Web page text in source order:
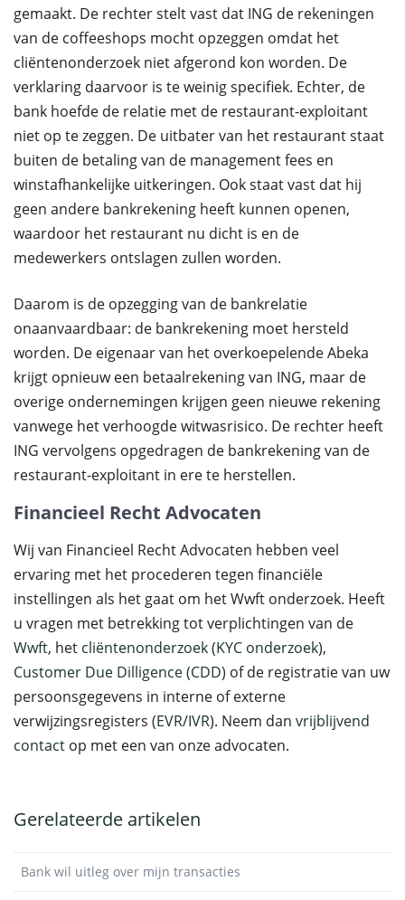
gemaakt. De rechter stelt vast dat ING de rekeningen
van de coffeeshops mocht opzeggen omdat het
cliëntenonderzoek niet afgerond kon worden. De
verklaring daarvoor is te weinig specifiek. Echter, de
bank hoefde de relatie met de restaurant-exploitant
niet op te zeggen. De uitbater van het restaurant staat
buiten de betaling van de management fees en
winstafhankelijke uitkeringen. Ook staat vast dat hij
geen andere bankrekening heeft kunnen openen,
waardoor het restaurant nu dicht is en de
medewerkers ontslagen zullen worden.
Daarom is de opzegging van de bankrelatie
onaanvaardbaar: de bankrekening moet hersteld
worden. De eigenaar van het overkoepelende Abeka
krijgt opnieuw een betaalrekening van ING, maar de
overige ondernemingen krijgen geen nieuwe rekening
vanwege het verhoogde witwasrisico. De rechter heeft
ING vervolgens opgedragen de bankrekening van de
restaurant-exploitant in ere te herstellen.
Financieel Recht Advocaten
Wij van Financieel Recht Advocaten hebben veel
ervaring met het procederen tegen financiële
instellingen als het gaat om het Wwft onderzoek. Heeft
u vragen met betrekking tot verplichtingen van de
Wwft, het cliëntenonderzoek(KYC onderzoek),
Customer Due Dilligence (CDD) of de registratie van uw
persoonsgegevens in interne of externe
verwijzingsregisters (EVR/IVR). Neem dan vrijblijvend
contact op met een van onze advocaten.
Gerelateerde artikelen
Bank wil uitleg over mijn transacties